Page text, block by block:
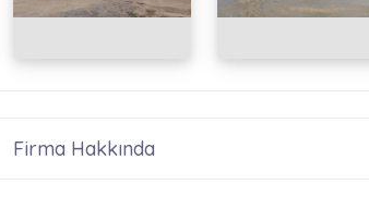
Firma Hakkında